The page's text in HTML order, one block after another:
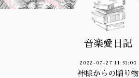
音楽愛日記
2022-07-27 11:31:00
神様からの贈り物